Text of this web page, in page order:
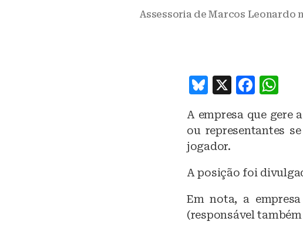
Assessoria de Marcos
B
e
s
y
X
F
c
e
o
o
k
at
s
p
p
A empresa que gere
ou representantes
jogador.
A posição foi
Em nota, a
(responsável